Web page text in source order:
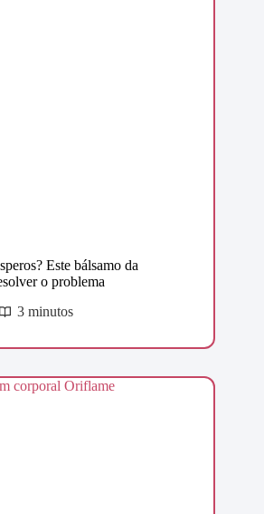
Este bálsamo da
o problema
3 minutos